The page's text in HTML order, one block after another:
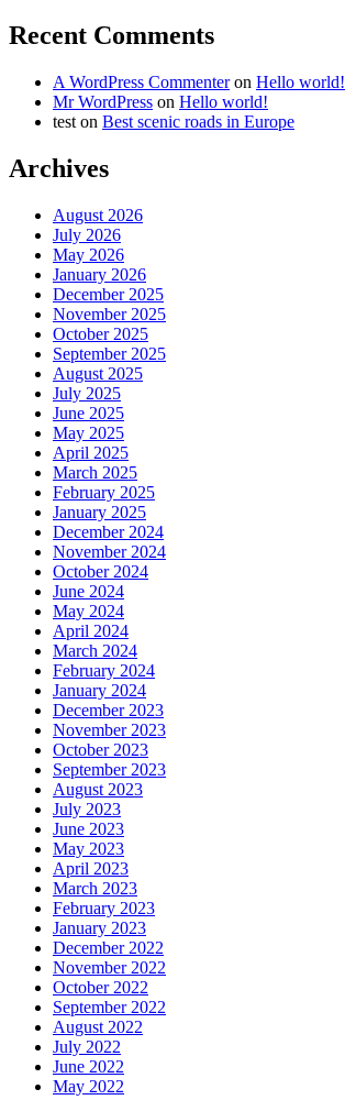
Recent Comments
A WordPress Commenteron Hello world!
Mr WordPress on Hello world!
test on Best scenic roads in Europe
Archives
August 2026
July 2026
May 2026
January 2026
December 2025
November 2025
October 2025
September 2025
August 2025
July 2025
June 2025
May 2025
April 2025
March 2025
February 2025
January 2025
December 2024
November 2024
October 2024
June 2024
May 2024
April 2024
March 2024
February 2024
January 2024
December 2023
November 2023
October 2023
September 2023
August 2023
July 2023
June 2023
May 2023
April 2023
March 2023
February 2023
January 2023
December 2022
November 2022
October 2022
September 2022
August 2022
July 2022
June 2022
May 2022